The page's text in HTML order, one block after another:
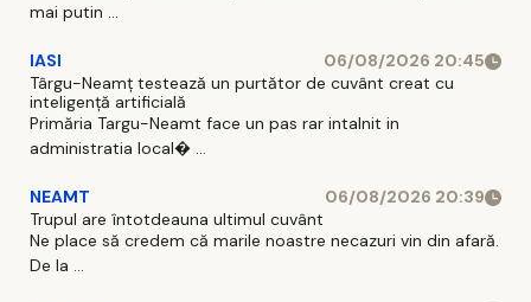
mai putin ...
IASI
06/08/2026 20:45
Târgu-Neamț testează un purtător de cuvânt creat cu
inteligență artificială
Primăria Targu-Neamt face un pas rar intalnit in
administratia local� ...
NEAMT
06/08/2026 20:39
Trupul are întotdeauna ultimul cuvânt
Ne place să credem că marile noastre necazuri vin din afară.
De la ...